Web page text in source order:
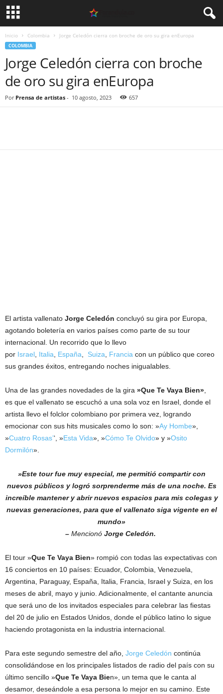
Inicio Colombia Jorge Celedón cierra con broche de oro su gira enEuropa
COLOMBIA
Jorge Celedón cierra con broche
de oro su gira enEuropa
Por Prensa de artistas - 10 agosto, 2023 657
El artista vallenato Jorge Celedón concluyó su gira por Europa,
agotando boletería en varios países como parte de su tour
internacional. Un recorrido que lo llevo
por Israel Italia España Suiza Francia con un público que coreo
sus grandes éxitos, entregando noches inigualables.
Una de las grandes novedades de la gira »Que Te Vaya Bien»
es que el vallenato se escuchó a una sola voz en Israel, donde el
artista llevo el folclor colombiano por primera vez, logrando
emocionar con sus hits musicales como lo son: »Ay Hombe»,
»Cuatro Rosas’‘, »Esta Vida», »Cómo Te Olvido» y »Osito
Dormilón».
»Este tour fue muy especial, me permitió compartir con
nuevos públicos y logró sorprenderme más de una noche. Es
increíble mantener y abrir nuevos espacios para mis colegas y
nuevas generaciones, para que el vallenato siga vigente en el
mundo»
– Mencionó Jorge Celedón.
El tour »Que Te Vaya Bien» rompió con todas las expectativas con
16 conciertos en 10 países: Ecuador, Colombia, Venezuela,
Argentina, Paraguay, España, Italia, Francia, Israel y Suiza, en los
meses de abril, mayo y junio. Adicionalmente, el cantante anuncia
que será uno de los invitados especiales para celebrar las fiestas
del 20 de julio en Estados Unidos, donde el público latino lo sigue
haciendo protagonista en la industria internacional.
Para este segundo semestre del año, Jorge Celedón continúa
consolidándose en los principales listados de radio del país con su
último sencillo »Que Te Vaya Bien», un tema que le canta al
desamor, deseándole a esa persona lo mejor en su camino. Este